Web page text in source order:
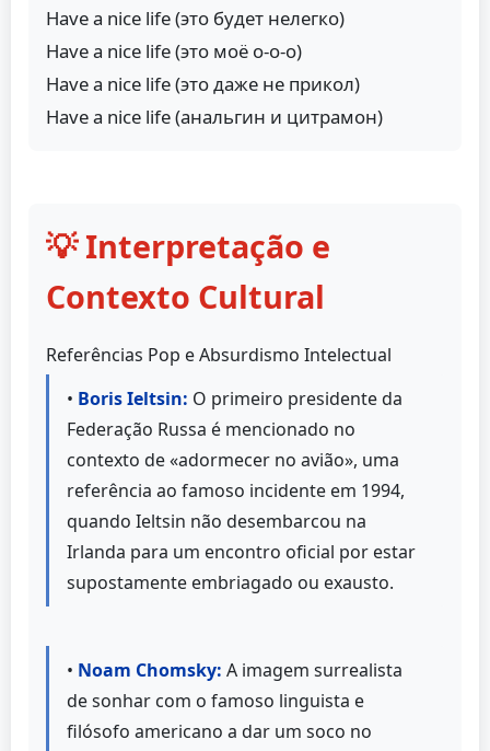
Have a nice life (это будет нелегко)
Have a nice life (это моё о-о-о)
Have a nice life (это даже не прикол)
Have a nice life (анальгин и цитрамон)
💡 Interpretação e
Contexto Cultural
Referências Pop e Absurdismo Intelectual
• Boris Ieltsin: O primeiro presidente da
Federação Russa é mencionado no
contexto de «adormecer no avião», uma
referência ao famoso incidente em 1994,
quando Ieltsin não desembarcou na
Irlanda para um encontro oficial por estar
supostamente embriagado ou exausto.
• Noam Chomsky: A imagem surrealista
de sonhar com o famoso linguista e
filósofo americano a dar um soco no